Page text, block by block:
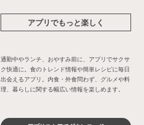
アプリでもっと楽しく
通勤中やランチ、おやすみ前に、アプリでサクサ
ク快適に。食のトレンド情報や簡単レシピに毎日
出会えるアプリ。内食・外食問わず、グルメや料
理、暮らしに関する幅広い情報を楽しめます。